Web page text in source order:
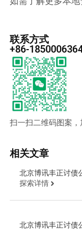
联系方式
+86-
扫一扫二维码图案，
相关文章
北京博讯丰正讨债
讨欠款
探索详情
北京博讯丰正讨债